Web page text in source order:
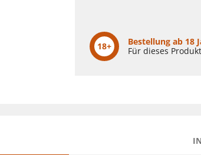
18+
Bestellung ab 18
Für dieses